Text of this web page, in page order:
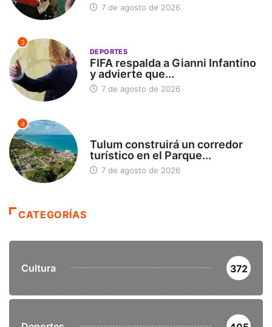
7 de agosto de 2026
3
DEPORTES
FIFA respalda a Gianni Infantino
y advierte que...
7 de agosto de 2026
4
Tulum construirá un corredor
turístico en el Parque...
7 de agosto de 2026
CATEGORÍAS
Cultura 372